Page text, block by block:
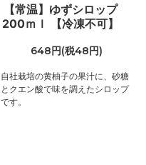
【常温】ゆずシロップ
200ｍｌ 【冷凍不可】
648円(税48円)
自社栽培の黄柚子の果汁に、砂糖
とクエン酸で味を調えたシロップ
です。